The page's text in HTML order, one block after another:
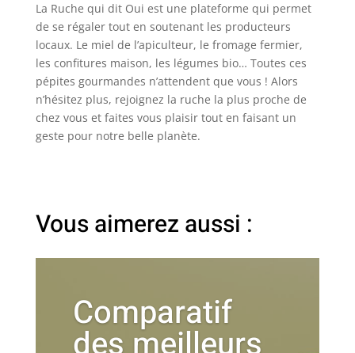
La Ruche qui dit Oui est une plateforme qui permet
de se régaler tout en soutenant les producteurs
locaux. Le miel de l’apiculteur, le fromage fermier,
les confitures maison, les légumes bio… Toutes ces
pépites gourmandes n’attendent que vous ! Alors
n’hésitez plus, rejoignez la ruche la plus proche de
chez vous et faites vous plaisir tout en faisant un
geste pour notre belle planète.
Vous aimerez aussi :
Comparatif